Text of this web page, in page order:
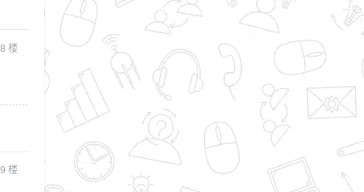
楼
楼